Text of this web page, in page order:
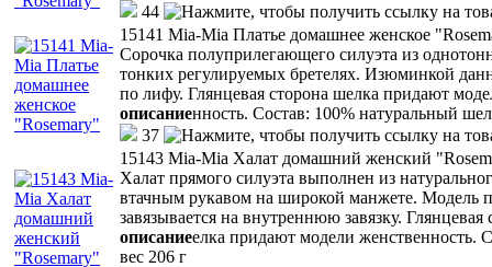
44
15141 Mia-Mia Платье домашнее женское
Сорочка полуприлегающего силуэта из
тонких регулируемых бретелях. Изюминкой
по лифу. Глянцевая сторона шелка придают
описаниенность. Состав: 100% натуральный
37
15143 Mia-Mia Халат домашний женский
Халат прямого силуэта выполнен из
втачным рукавом на широкой манжете. Модель
завязывается на внутреннюю завязку. Глянцевая
описаниеелка придают модели женственность.
вес 206 г